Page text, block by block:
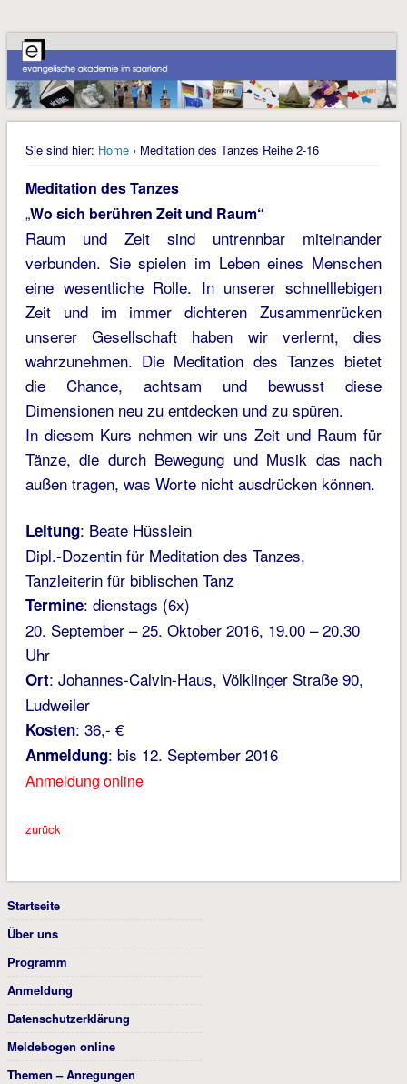
Sie sind hier: Home› Meditation des Tanzes Reihe 2-16
Meditation des Tanzes
„Wo sich berühren Zeit und Raum“
Raum und Zeit sind untrennbar miteinander
verbunden. Sie spielen im Leben eines Menschen
eine wesentliche Rolle. In unserer schnelllebigen
Zeit und im immer dichteren Zusammenrücken
unserer Gesellschaft haben wir verlernt, dies
wahrzunehmen. Die Meditation des Tanzes bietet
die Chance, achtsam und bewusst diese
Dimensionen neu zu entdecken und zu spüren.
In diesem Kurs nehmen wir uns Zeit und Raum für
Tänze, die durch Bewegung und Musik das nach
außen tragen, was Worte nicht ausdrücken können.
Leitung: Beate Hüsslein
Dipl.-Dozentin für Meditation des Tanzes,
Tanzleiterin für biblischen Tanz
Termine: dienstags (6x)
20. September – 25. Oktober 2016, 19.00 – 20.30
Uhr
Ort: Johannes-Calvin-Haus, Völklinger Straße 90,
Ludweiler
Kosten: 36,- €
Anmeldung: bis 12. September 2016
Anmeldung online
zurück
Startseite
Über uns
Programm
Anmeldung
Datenschutzerklärung
Meldebogen online
Themen – Anregungen